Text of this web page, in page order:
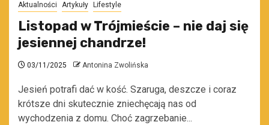
Aktualności Artykuły Lifestyle
Listopad w Trójmieście – nie daj się
jesiennej chandrze!
03/11/2025 Antonina Zwolińska
Jesień potrafi dać w kość. Szaruga, deszcze i coraz
krótsze dni skutecznie zniechęcają nas od
wychodzenia z domu. Choć zagrzebanie...